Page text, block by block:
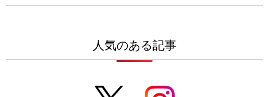
人気のある記事